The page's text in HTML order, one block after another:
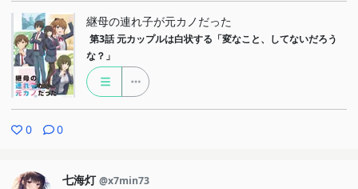
継母の連れ子が元カノだった
第3話 元カップルは白状する「変なこと、してないだろう
な？」
0 0
七海灯 @x7min73